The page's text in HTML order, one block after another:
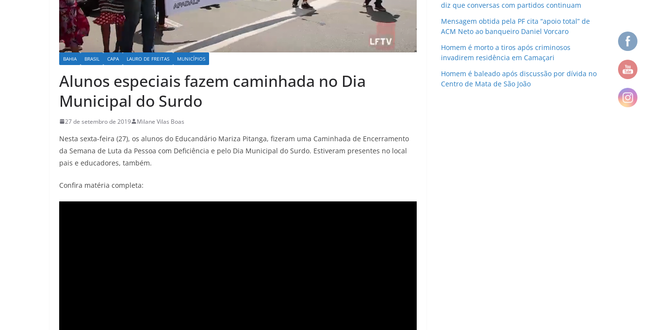
BAHIA BRASIL CAPA LAURO DE FREITAS MUNICÍPIOS
Alunos especiais fazem caminhada no Dia
Municipal do Surdo
27 de setembro de 2019 Milane Vilas Boas
Nesta sexta-feira (27), os alunos do Educandário Mariza Pitanga, fizeram uma Caminhada de Encerramento
da Semana de Luta da Pessoa com Deficiência e pelo Dia Municipal do Surdo. Estiveram presentes no local
pais e educadores, também.
Confira matéria completa:
diz que conversas com partidos continuam
Mensagem obtida pela PF cita “apoio total” de
ACM Neto ao banqueiro Daniel Vorcaro
Homem é morto a tiros após criminosos
invadirem residência em Camaçari
Homem é baleado após discussão por dívida no
Centro de Mata de São João